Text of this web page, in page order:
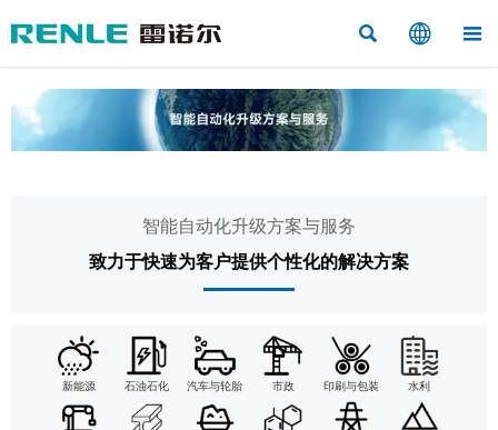
  
智能自动化升级方案与服务
致力于快速为客户提供个性化的解决方案
新能源 石油石化 汽车与轮胎 市政 印刷与包装 水利